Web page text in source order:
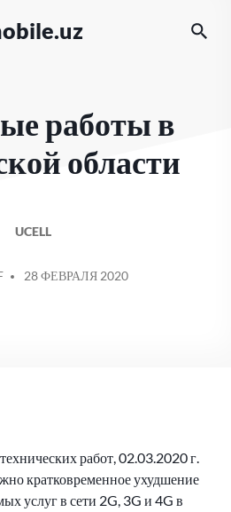
работы в
области
UCELL
28 ФЕВРАЛЯ 2020
работ, 02.03.2020 г.
кратковременное ухудшение
услуг в сети 2G, 3G и 4G в